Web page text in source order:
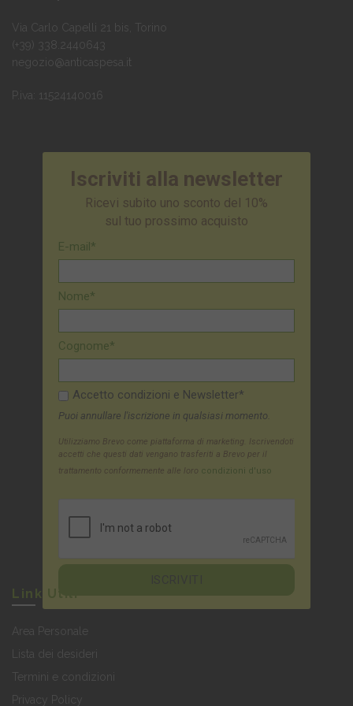
Via Carlo Capelli 21 bis, Torino
(+39) 338.2440643
negozio@anticaspesa.it
P.iva: 11524140016
Iscriviti alla newsletter
Ricevi subito uno sconto del 10%
sul tuo prossimo acquisto
E-mail*
Nome*
Cognome*
Accetto condizioni e Newsletter*
Puoi annullare l'iscrizione in qualsiasi momento.
Utilizziamo Brevo come piattaforma di marketing. Iscrivendoti
accetti che questi dati vengano trasferiti a Brevo per il
trattamento conformemente alle loro condizioni d'uso
Link Utili
Area Personale
Lista dei desideri
Termini e condizioni
Privacy Policy